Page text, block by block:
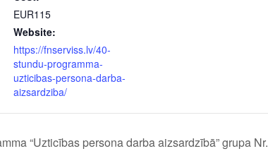
EUR115
Website:
https://fnserviss.lv/40-
stundu-programma-
uzticibas-persona-darba-
aizsardziba/
“Uzticības persona darba aizsardzībā” grupa Nr.